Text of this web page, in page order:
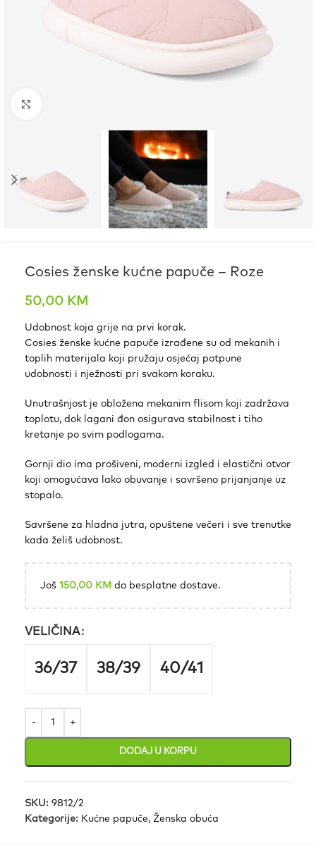
Cosies ženske kućne papuče – Roze
50,00 KM
Udobnost koja grije na prvi korak.
Cosies ženske kućne papuče izrađene su od mekanih i
toplih materijala koji pružaju osjećaj potpune
udobnosti i nježnosti pri svakom koraku.
Unutrašnjost je obložena mekanim flisom koji zadržava
toplotu, dok lagani đon osigurava stabilnost i tiho
kretanje po svim podlogama.
Gornji dio ima prošiveni, moderni izgled i elastični otvor
koji omogućava lako obuvanje i savršeno prijanjanje uz
stopalo.
Savršene za hladna jutra, opuštene večeri i sve trenutke
kada želiš udobnost.
Još 150,00 KM do besplatne dostave.
VELIČINA
36/37 38/39 40/41
DODAJ U KORPU
SKU: 9812/2
Kategorije: Kućne papuče, Ženska obuća